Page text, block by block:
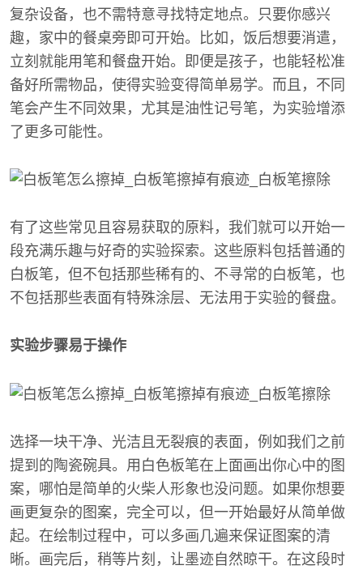
复杂设备，也不需特意寻找特定地点。只要你感兴
趣，家中的餐桌旁即可开始。比如，饭后想要消遣，
立刻就能用笔和餐盘开始。即便是孩子，也能轻松准
备好所需物品，使得实验变得简单易学。而且，不同
笔会产生不同效果，尤其是油性记号笔，为实验增添
了更多可能性。
有了这些常见且容易获取的原料，我们就可以开始一
段充满乐趣与好奇的实验探索。这些原料包括普通的
白板笔，但不包括那些稀有的、不寻常的白板笔，也
不包括那些表面有特殊涂层、无法用于实验的餐盘。
实验步骤易于操作
选择一块干净、光洁且无裂痕的表面，例如我们之前
提到的陶瓷碗具。用白色板笔在上面画出你心中的图
案，哪怕是简单的火柴人形象也没问题。如果你想要
画更复杂的图案，完全可以，但一开始最好从简单做
起。在绘制过程中，可以多画几遍来保证图案的清
晰。画完后，稍等片刻，让墨迹自然晾干。在这段时